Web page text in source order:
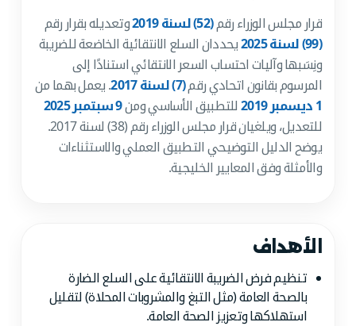
قرار مجلس الوزراء رقم(52) لسنة 2019
وتعديله بقرار رقم
(99) لسنة 2025
يحددان السلع الانتقائية الخاضعة للضريبة
ونِسَبها وآليات احتساب السعر الانتقائي استنادًا إلى
المرسوم بقانون اتحادي رقم(7) لسنة 2017
. يعمل بهما من
1 ديسمبر 2019
للتطبيق الأساسي ومن9 سبتمبر 2025
للتعديل، ويلغيان قرار مجلس الوزراء رقم (38) لسنة 2017.
يوضح الدليل التوضيحي التطبيق العملي والاستثناءات
والأمثلة وفق المعايير الخليجية.
الأهداف
تنظيم فرض الضريبة الانتقائية على السلع الضارة
بالصحة العامة (مثل التبغ والمشروبات المحلاة) لتقليل
استهلاكها وتعزيز الصحة العامة.